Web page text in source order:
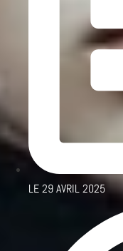
LE29 AVRIL 2025